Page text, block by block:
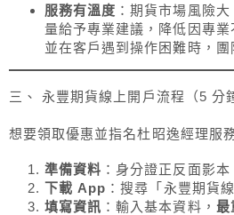
服務有溫度 ：期貨市場風險
量給予專業建議，降低因專業
並在客戶遇到操作困難時，團
三、 永豐期貨線上開戶流程（5 分
想要領取優惠並指名杜昭逸經理服
準備資料 ：身分證正反面影
下載 App ：搜尋「永豐期貨
填寫資訊 ：輸入基本資料， 最